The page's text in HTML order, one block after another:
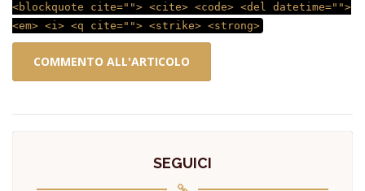
<blockquote cite=""> <cite> <code> <del datetime="">
<em> <i> <q cite=""> <strike> <strong>
SEGUICI